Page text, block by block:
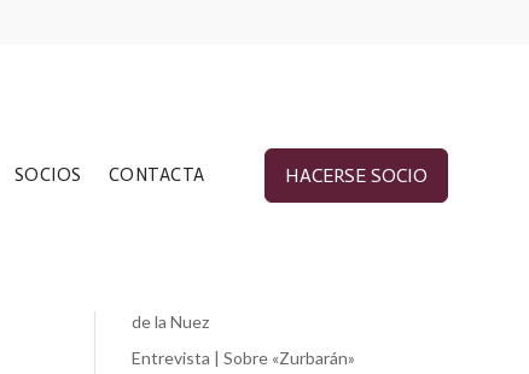
SOCIOS CONTACTA HACERSE SOCIO
Entradas recientes
«Cánovas y los problemas de
de la Nuez
Entrevista | Sobre «Zurbarán»